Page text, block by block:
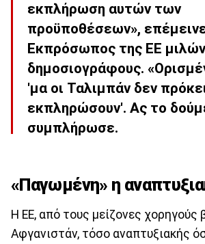
εκπλήρωση αυτών των
προϋποθέσεων»,
Εκπρόσωπος της ΕΕ
δημοσιογράφους.
'μα οι Ταλιμπάν δεν
εκπληρώσουν'. Ας το
συμπλήρωσε.
«Παγωμένη» η
Η ΕΕ, από τους μείζονες χορηγούς
Αφγανιστάν, τόσο αναπτυξιακής